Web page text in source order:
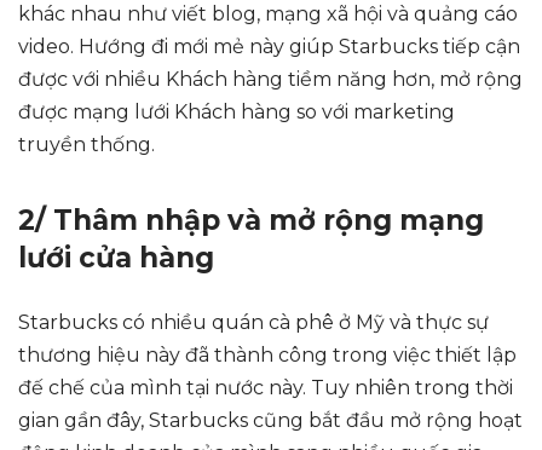
khác nhau như viết blog, mạng xã hội và quảng cáo
video. Hướng đi mới mẻ này giúp Starbucks tiếp cận
được với nhiều Khách hàng tiềm năng hơn, mở rộng
được mạng lưới Khách hàng so với marketing
truyền thống.
2/ Thâm nhập và mở rộng mạng
lưới cửa hàng
Starbucks có nhiều quán cà phê ở Mỹ và thực sự
thương hiệu này đã thành công trong việc thiết lập
đế chế của mình tại nước này. Tuy nhiên trong thời
gian gần đây, Starbucks cũng bắt đầu mở rộng hoạt